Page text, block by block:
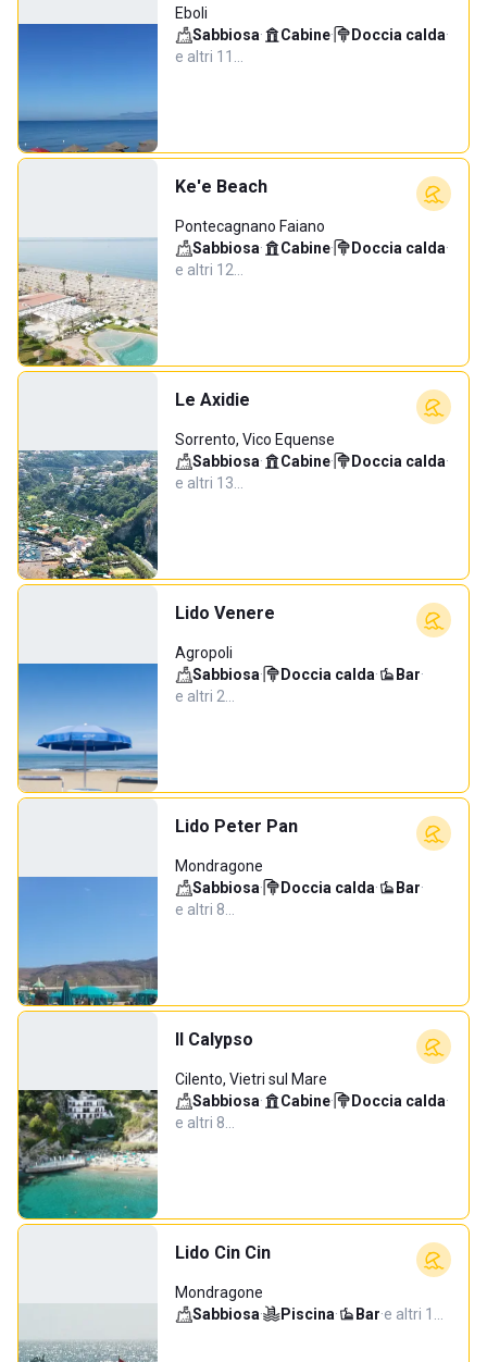
Eboli
Sabbiosa· Cabine· Doccia calda·
e altri 11…
Ke'e Beach
Pontecagnano Faiano
Sabbiosa· Cabine· Doccia calda·
e altri 12…
Le Axidie
Sorrento, Vico Equense
Sabbiosa· Cabine· Doccia calda·
e altri 13…
Lido Venere
Agropoli
Sabbiosa· Doccia calda· Bar·
e altri 2…
Lido Peter Pan
Mondragone
Sabbiosa· Doccia calda· Bar·
e altri 8…
Il Calypso
Cilento, Vietri sul Mare
Sabbiosa· Cabine· Doccia calda·
e altri 8…
Lido Cin Cin
Mondragone
Sabbiosa· Piscina· Bar·e altri 1…